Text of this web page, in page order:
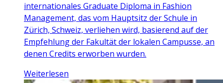
internationales Graduate Diploma in Fashion
Management, das vom Hauptsitz der Schule in
Zürich, Schweiz, verliehen wird, basierend auf der
Empfehlung der Fakultät der lokalen Campusse, an
denen Credits erworben wurden.
Weiterlesen